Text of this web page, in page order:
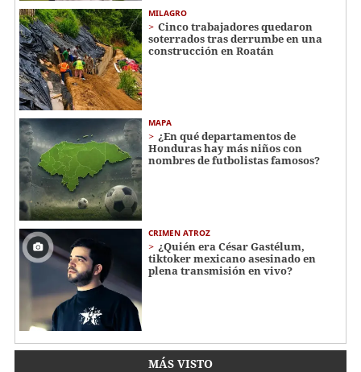
MILAGRO
Cinco trabajadores quedaron
soterrados tras derrumbe en una
construcción en Roatán
MAPA
¿En qué departamentos de
Honduras hay más niños con
nombres de futbolistas famosos?
CRIMEN ATROZ
¿Quién era César Gastélum,
tiktoker mexicano asesinado en
plena transmisión en vivo?
MÁS VISTO